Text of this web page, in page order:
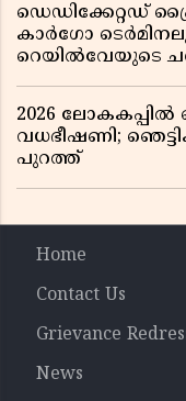
ഡെഡിക്കേറ്റഡ്
കാർഗോ
റെയിൽവേയുടെ
2026
വധഭീഷണി;
പുറത്ത്
Home
Contact Us
Grievance
News